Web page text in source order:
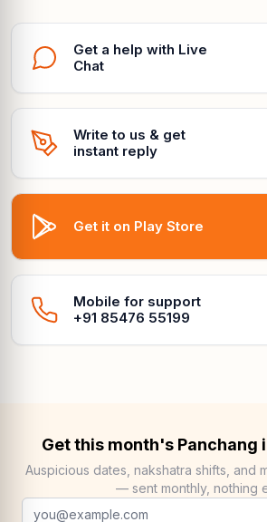
Get a help with Live
Chat
Write to us & get
instant reply
Get it on Play Store
Mobile for support
+91 85476 55199
Get this month's Panchang
Auspicious dates, nakshatra shifts, and
— sent monthly, nothing